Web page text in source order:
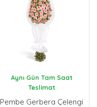
Aynı Gün Tam Saat
Teslimat
Pembe Gerbera Çelengi